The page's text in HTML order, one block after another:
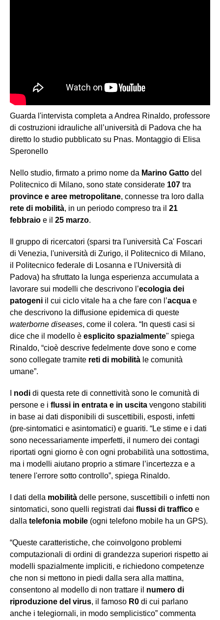
Guarda l'intervista completa a Andrea Rinaldo, professore
di costruzioni idrauliche all’università di Padova che ha
diretto lo studio pubblicato su Pnas. Montaggio di Elisa
Speronello
Nello studio, firmato a primo nome da Marino Gatto del
Politecnico di Milano, sono state considerate 107 tra
province e aree metropolitane, connesse tra loro dalla
rete di mobilità, in un periodo compreso tra il 21
febbraio e il 25 marzo.
Il gruppo di ricercatori (sparsi tra l'università Ca' Foscari
di Venezia, l'università di Zurigo, il Politecnico di Milano,
il Politecnico federale di Losanna e l'Università di
Padova) ha sfruttato la lunga esperienza accumulata a
lavorare sui modelli che descrivono l’ecologia dei
patogeni il cui ciclo vitale ha a che fare con l’acqua e
che descrivono la diffusione epidemica di queste
waterborne diseases, come il colera. “In questi casi si
dice che il modello è esplicito spazialmente" spiega
Rinaldo, “cioè descrive fedelmente dove sono e come
sono collegate tramite reti di mobilità le comunità
umane”.
nodi di questa rete di connettività sono le comunità di
persone e i flussi in entrata e in uscita vengono stabiliti
in base ai dati disponibili di suscettibili, esposti, infetti
(pre-sintomatici e asintomatici) e guariti. “Le stime e i dati
sono necessariamente imperfetti, il numero dei contagi
riportati ogni giorno è con ogni probabilità una sottostima,
ma i modelli aiutano proprio a stimare l’incertezza e a
tenere l'errore sotto controllo”, spiega Rinaldo.
I dati della mobilità delle persone, suscettibili o infetti non
sintomatici, sono quelli registrati dai flussi di traffico e
dalla telefonia mobile (ogni telefono mobile ha un GPS).
“Queste caratteristiche, che coinvolgono problemi
computazionali di ordini di grandezza superiori rispetto ai
modelli spazialmente impliciti, e richiedono competenze
che non si mettono in piedi dalla sera alla mattina,
consentono al modello di non trattare il numero di
riproduzione del virus, il famoso R0 di cui parlano
anche i telegiornali, in modo semplicistico” commenta